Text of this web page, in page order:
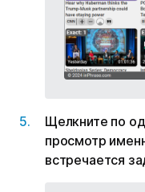
Щелкните по
просмотр
встречается